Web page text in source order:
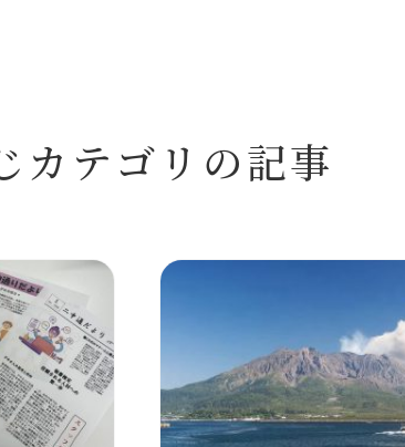
カテゴリの記事